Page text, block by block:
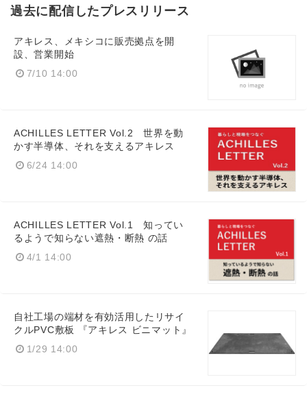
過去に配信したプレスリリース
アキレス、メキシコに販売拠点を開
設、営業開始
7/10 14:00
ACHILLES LETTER Vol.2 世界を動
かす半導体、それを支えるアキレス
6/24 14:00
ACHILLES LETTER Vol.1 知ってい
るようで知らない遮熱・断熱 の話
4/1 14:00
自社工場の端材を有効活用したリサイ
クルPVC敷板 『アキレス ビニマット』
1/29 14:00
Japanese
English